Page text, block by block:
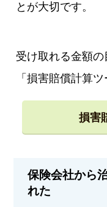
とが大切です。
受け取れる金額
「損害賠償計算
損害
保険会社から
れた